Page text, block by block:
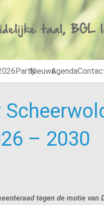
PartijNieuwsAgenda
– 2030
tegen de motie van